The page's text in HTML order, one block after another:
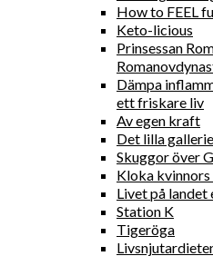
How to FEEL
Keto-licious
Prinsessan
Dämpa
ett friskare liv
Av egen kraft
Det lilla
Skuggor över
Kloka
Livet på landet
Station K
Tigeröga